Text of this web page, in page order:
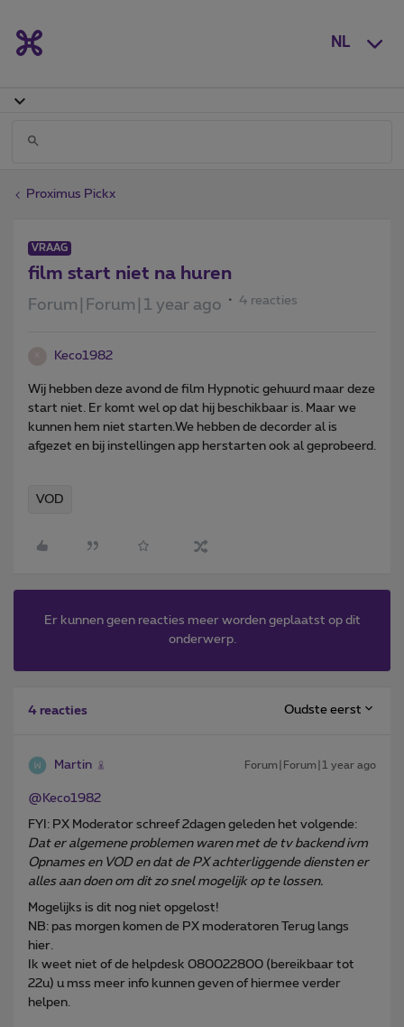
NL
Proximus Pickx
VRAAG
film start niet na huren
Forum|Forum|1 year ago 4 reacties
Keco1982
Wij hebben deze avond de film Hypnotic gehuurd maar deze
start niet. Er komt wel op dat hij beschikbaar is. Maar we
kunnen hem niet starten.We hebben de decorder al is
afgezet en bij instellingen app herstarten ook al geprobeerd.
VOD
Er kunnen geen reacties meer worden geplaatst op dit
onderwerp.
4 reacties Oudste eerst
Martin Forum|Forum|1 year ago
@Keco1982
FYI: PX Moderator schreef 2dagen geleden het volgende:
Dat er algemene problemen waren met de tv backend ivm
Opnames en VOD en dat de PX achterliggende diensten er
alles aan doen om dit zo snel mogelijk op te lossen.
Mogelijks is dit nog niet opgelost!
NB: pas morgen komen de PX moderatoren Terug langs
hier.
Ik weet niet of de helpdesk 080022800 (bereikbaar tot
22u) u mss meer info kunnen geven of hiermee verder
helpen.